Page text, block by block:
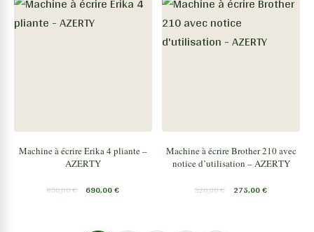
Machine à écrire Erika 4 pliante –
AZERTY
850,00€ 690,00€
Machine à écrire Brother 210 avec
notice d’utilisation – AZERTY
320,00€ 275,00€